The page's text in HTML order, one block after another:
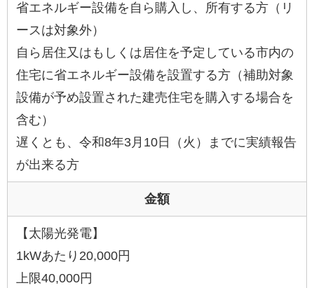
省エネルギー設備を自ら購入し、所有する方（リ
ースは対象外）
自ら居住又はもしくは居住を予定している市内の
住宅に省エネルギー設備を設置する方（補助対象
設備が予め設置された建売住宅を購入する場合を
含む）
遅くとも、令和8年3月10日（火）までに実績報告
が出来る方
金額
【太陽光発電】
1kWあたり20,000円
上限40,000円